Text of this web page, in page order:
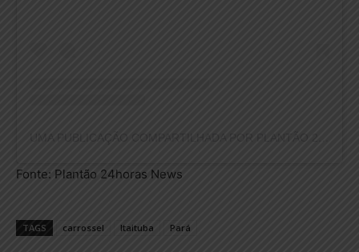
Fonte: Plantão 24horas News
TAGS carrossel Itaituba Pará